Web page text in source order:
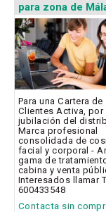
para zona de
Para una Cartera de
Clientes Activa, por
jubilación del
Marca profesional
consolidada de
facial y corporal -
gama de
cabina y venta
Interesados llamar
600433548
Contacta sin